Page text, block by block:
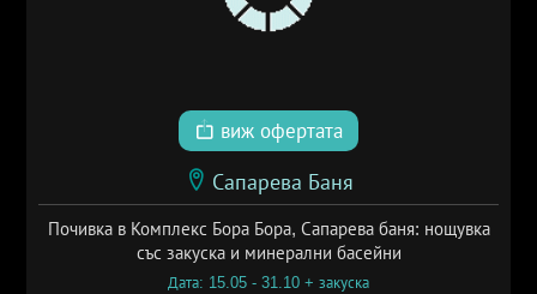
виж офертата
Сапарева Баня
Почивка в Комплекс Бора Бора, Сапарева баня: нощувка
със закуска и минерални басейни
Дата: 15.05 - 31.10 + закуска